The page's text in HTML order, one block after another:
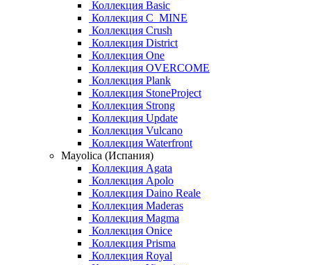
Коллекция Basic
Коллекция C_MINE
Коллекция Crush
Коллекция District
Коллекция One
Коллекция OVERCOME
Коллекция Plank
Коллекция StoneProject
Коллекция Strong
Коллекция Update
Коллекция Vulcano
Коллекция Waterfront
Mayolica (Испания)
Коллекция Agata
Коллекция Apolo
Коллекция Daino Reale
Коллекция Maderas
Коллекция Magma
Коллекция Onice
Коллекция Prisma
Коллекция Royal